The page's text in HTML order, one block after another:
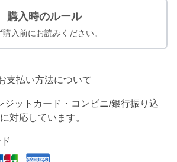
購入時のルール
購入前にお読みください。
支払い方法について
ジットカード・コンビニ/銀行振り込
対応しています。